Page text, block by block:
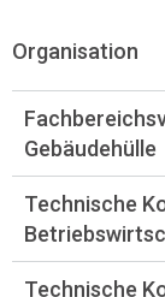
Organisation
Gebäudehülle
Technische
Technische